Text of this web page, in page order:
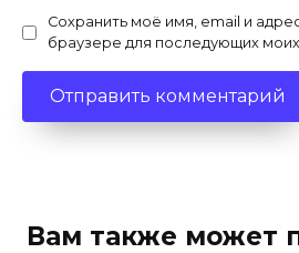
Сохранить моё имя, email и
браузере для последующих
Вам также может